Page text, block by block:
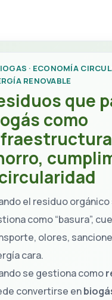
· ECONOMÍA
RENOVABLE
que
como
el residuo orgánico
como “basura”,
olores,
cara.
se gestiona como
convertirse en